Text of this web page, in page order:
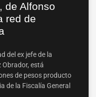
de Alfonso
red de
del ex jefe de la
Obrador, está
de pesos producto
de la Fiscalía General